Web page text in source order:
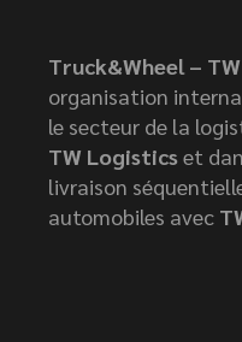
Truck&Wheel –
organisation
le secteur de la
TW Logisticset
livraison
automobiles avec